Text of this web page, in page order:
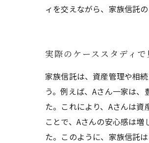
ィを交えながら、家族信託
実際のケーススタディ
家族信託は、資産管理や相
う。例えば、Aさん一家は
た。これにより、Aさんは
ことで、Aさんの安心感は
た。このように、家族信託